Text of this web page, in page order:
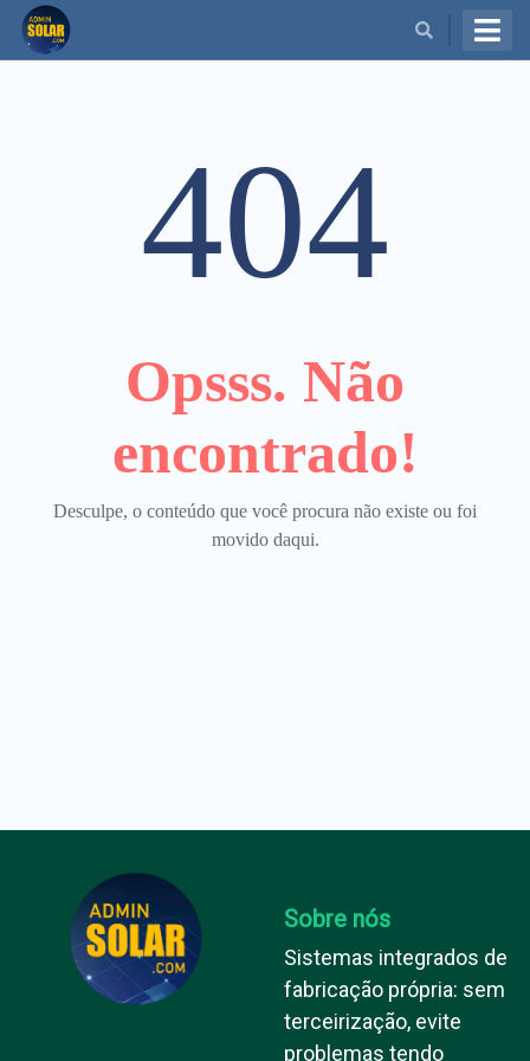
404
Opsss. Não
encontrado!
Desculpe, o conteúdo que você procura não existe ou foi
movido daqui.
Sobre nós
Sistemas integrados de
fabricação própria: sem
terceirização, evite
problemas tendo